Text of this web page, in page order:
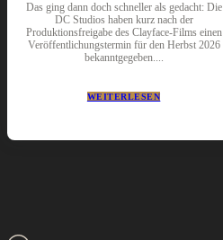
Das ging dann doch schneller als gedacht: Die
DC Studios haben kurz nach der
Produktionsfreigabe des Clayface-Films einen
Veröffentlichungstermin für den Herbst 2026
bekanntgegeben....
WEITERLESEN